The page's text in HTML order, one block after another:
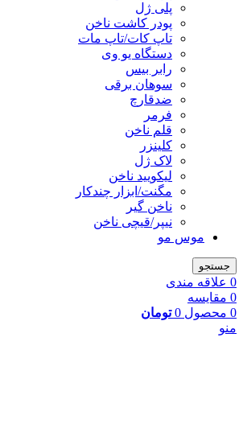
پلی ژل
پودر کاشت ناخن
تاپ کات/تاپ مات
دستگاه یو وی
رابر بیس
سوهان برقی
ضدقارچ
فرمر
قلم ناخن
کلینزر
لاک ژل
لیکوييد ناخن
مگنت/ابزار چندکار
ناخن گیر
نیپر/قیچی ناخن
موس مو
جستجو
0 علاقه مندی
0 مقایسه
0 محصول 0 تومان
منو